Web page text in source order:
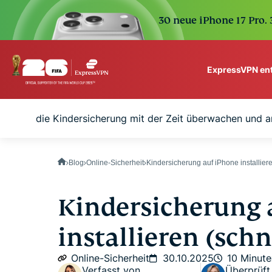
30 neue iPhone 17
ExpressVPN
VPN protection for
Sie die Kindersicherung mit der Zeit überwachen und
Blog Online-Sicherheit Kindersicherung auf iPhone
Kindersicherung
installieren
Online-Sicherheit 30.10.2025
10